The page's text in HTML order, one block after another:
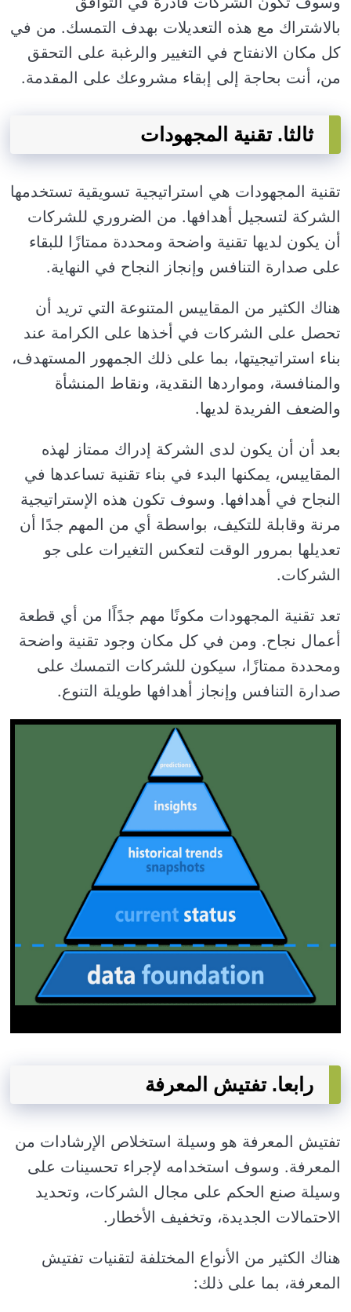
بالاشتراك مع هذه التعديلات بهدف التمسك. من في
كل مكان الانفتاح في التغيير والرغبة على التحقق
من، أنت بحاجة إلى إبقاء مشروعك على المقدمة.
ثالثا. تقنية المجهودات
تقنية المجهودات هي استراتيجية تسويقية تستخدمها
الشركة لتسجيل أهدافها. من الضروري للشركات
أن يكون لديها تقنية واضحة ومحددة ممتازًا للبقاء
على صدارة التنافس وإنجاز النجاح في النهاية.
هناك الكثير من المقاييس المتنوعة التي تريد أن
تحصل على الشركات في أخذها على الكرامة عند
بناء استراتيجيتها، بما على ذلك الجمهور المستهدف،
والمنافسة، ومواردها النقدية، ونقاط المنشأة
والضعف الفريدة لديها.
بعد أن أن يكون لدى الشركة إدراك ممتاز لهذه
المقاييس، يمكنها البدء في بناء تقنية تساعدها في
النجاح في أهدافها. وسوف تكون هذه الإستراتيجية
مرنة وقابلة للتكيف، بواسطة أي من المهم جدًا أن
تعديلها بمرور الوقت لتعكس التغيرات على جو
الشركات.
تعد تقنية المجهودات مكونًا مهم جدًاًا من أي قطعة
أعمال نجاح. ومن في كل مكان وجود تقنية واضحة
ومحددة ممتازًا، سيكون للشركات التمسك على
صدارة التنافس وإنجاز أهدافها طويلة التنوع.
رابعا. تفتيش المعرفة
تفتيش المعرفة هو وسيلة استخلاص الإرشادات من
المعرفة. وسوف استخدامه لإجراء تحسينات على
وسيلة صنع الحكم على مجال الشركات، وتحديد
الاحتمالات الجديدة، وتخفيف الأخطار.
هناك الكثير من الأنواع المختلفة لتقنيات تفتيش
المعرفة، بما على ذلك: